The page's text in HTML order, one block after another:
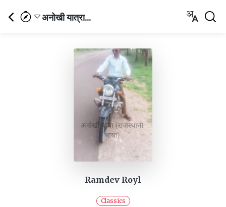
अनोखी यात्रा...
Ramdev Royl
Classics